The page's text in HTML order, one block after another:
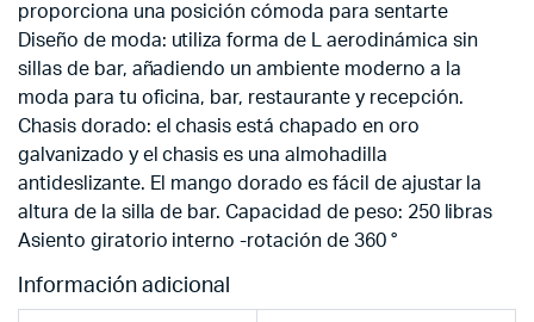
proporciona una posición cómoda para sentarte
Diseño de moda: utiliza forma de L aerodinámica sin
sillas de bar, añadiendo un ambiente moderno a la
moda para tu oficina, bar, restaurante y recepción.
Chasis dorado: el chasis está chapado en oro
galvanizado y el chasis es una almohadilla
antideslizante. El mango dorado es fácil de ajustar la
altura de la silla de bar. Capacidad de peso: 250 libras
Asiento giratorio interno -rotación de 360 °
Información adicional